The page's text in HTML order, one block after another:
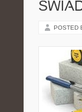
POSTED